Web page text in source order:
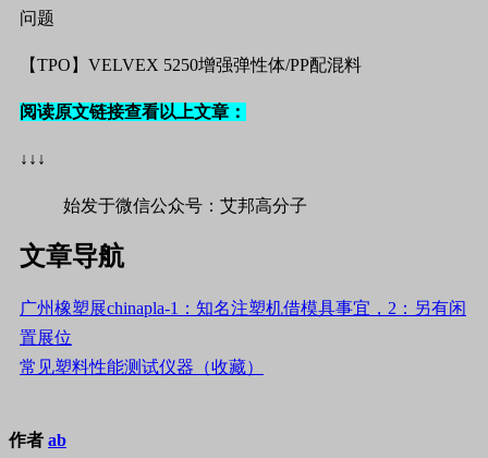
问题
【TPO 】 VELVEX 5250增强弹性体/PP配混料
阅读原文链接查看以上文章：
↓↓↓
始发于微信公众号：艾邦高分子
文章导航
广州橡塑展chinapla-1：知名注塑机借模具事宜，2：另有闲
置展位
常见塑料性能测试仪器（收藏）
作者 ab